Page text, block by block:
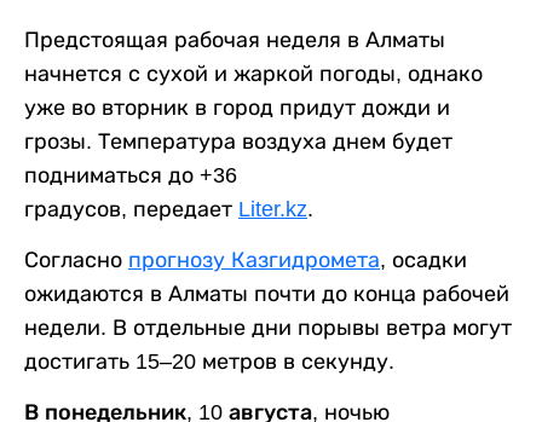
Предстоящая рабочая неделя в Алматы
начнется с сухой и жаркой погоды, однако
уже во вторник в город придут дожди и
грозы. Температура воздуха днем будет
подниматься до +36
градусов, передает Liter.kz.
Согласно прогнозу Казгидромета, осадки
ожидаются в Алматы почти до конца рабочей
недели. В отдельные дни порывы ветра могут
достигать 15–20 метров в секунду.
В понедельник, 10 августа, ночью